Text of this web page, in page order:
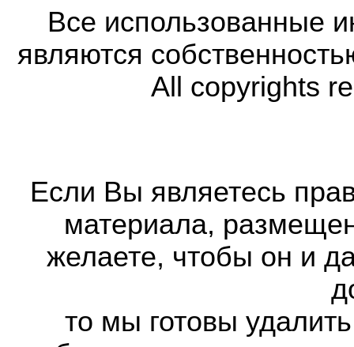
Все использованные
являются
All copyrights
Если Вы являетесь
материала,
желаете, чтобы он и
то мы готовы